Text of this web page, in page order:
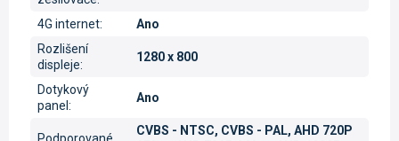
4G internet:
Ano
Rozlišení
displeje:
1280 x 800
Dotykový
panel :
Ano
Podporované
CVBS - NTSC, CVBS - PAL, AHD 720P